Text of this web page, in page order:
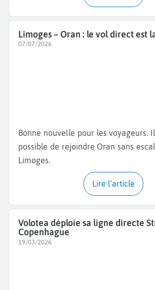
Limoges – Oran : le vol direct est
07/07/2026
Bonne nouvelle pour les voyageurs. Il est désormais
possible de rejoindre Oran sans
Limoges.
Lire l'article
Volotea déploie sa ligne directe
Copenhague
19/03/2026